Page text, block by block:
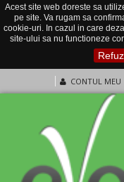
Acest site web doreste sa
pe site. Va rugam sa
cookie-uri. In cazul in care
site-ului sa nu functioneze
Refuz
CONTUL MEU